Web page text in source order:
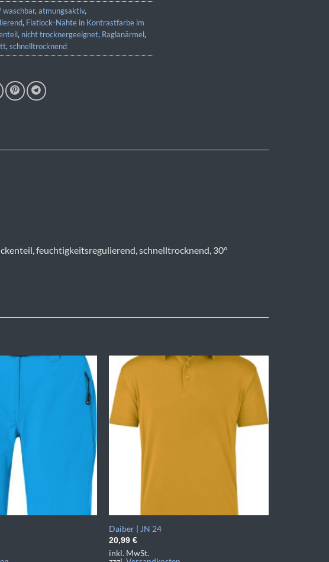
waschbar,atmungsaktiv,
, Flatlock-Nähte in Kontrastfarbe im
, nicht trocknergeeignet, Raglanärmel,
,schnelltrocknend
feuchtigkeitsregulierend, schnelltrocknend, 30°
Daiber | JN 24
20,99 €
inkl. MwSt.